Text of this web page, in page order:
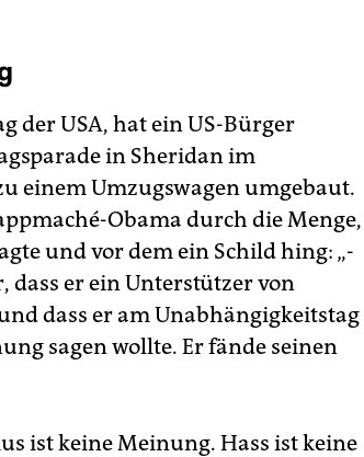
der USA, hat ein US-Bürger
in Sheridan im
einem Umzugswagen umgebaut.
Obama durch die Menge,
und vor dem ein Schild hing: „­
dass er ein Unterstützer von
dass er am Unabhängigkeitstag
sagen wollte. Er fände seinen
ist keine Meinung. Hass ist keine